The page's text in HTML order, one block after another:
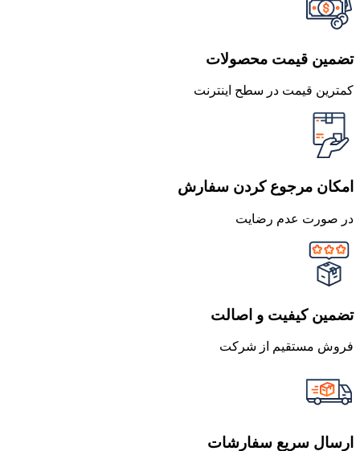
تضمین قیمت محصولات
کمترین قیمت در سطح اینترنت
امکان مرجوع کردن سفارش
در صورت عدم رضایت
تضمین کیفیت و اصالت
فروش مستقیم از شرکت
ارسال سریع سفارشات